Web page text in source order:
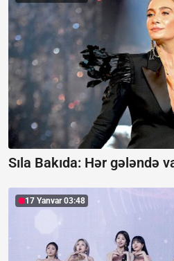
Sıla Bakıda: Hər gələndə
17 Yanvar 03:48